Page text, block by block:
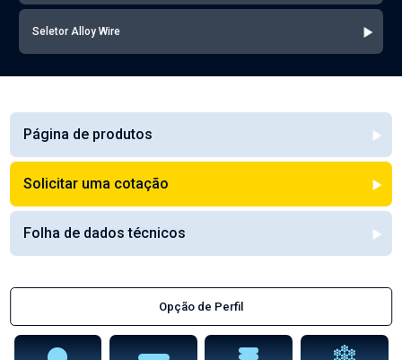
Seletor Alloy Wire
Página de produtos
Solicitar uma cotação
Folha de dados técnicos
Opção de Perfil